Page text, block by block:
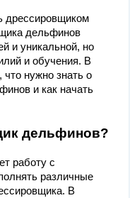
дрессировщиком
дельфинов
и уникальной, но
и обучения. В
нужно знать о
и как начать
дельфинов?
работу с
различные
В